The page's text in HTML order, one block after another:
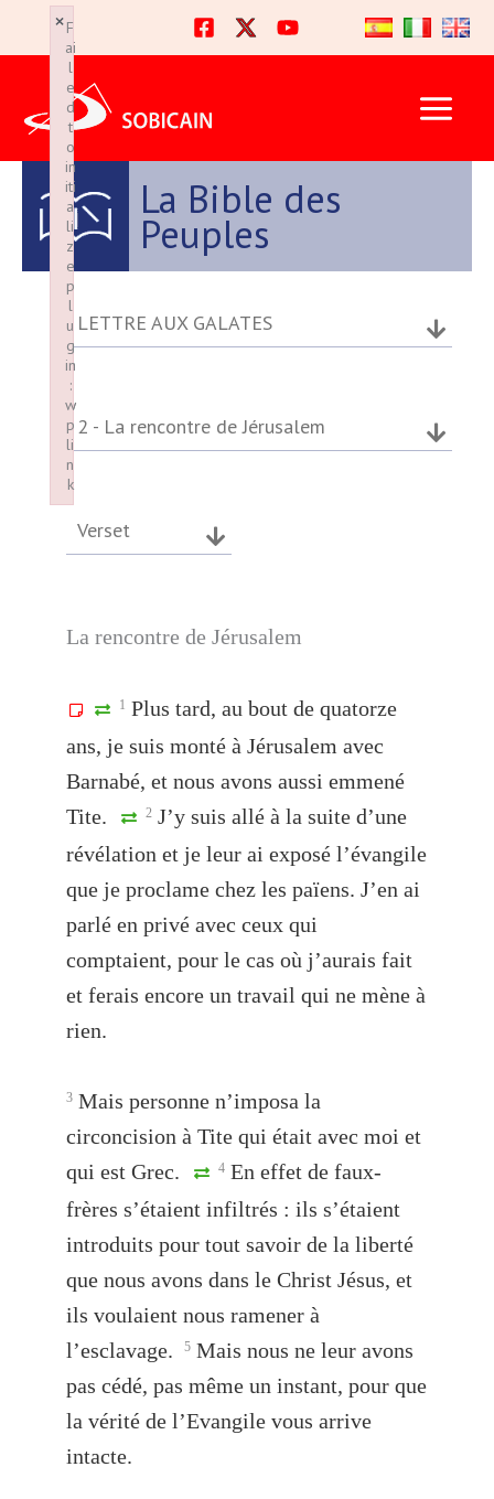
al
contenido
La Bible des
Peuples
LETTRE AUX GALATES
2 - La rencontre de Jérusalem
Verset
La rencontre de Jérusalem
1 Plus tard, au bout de quatorze
ans, je suis monté à Jérusalem avec
Barnabé, et nous avons aussi emmené
Tite.
2 J’y suis allé à la suite d’une
révélation et je leur ai exposé l’évangile
que je proclame chez les païens. J’en ai
parlé en privé avec ceux qui
comptaient, pour le cas où j’aurais fait
et ferais encore un travail qui ne mène à
rien.
3 Mais personne n’imposa la
circoncision à Tite qui était avec moi et
qui est Grec.
4 En effet de faux-
frères s’étaient infiltrés : ils s’étaient
introduits pour tout savoir de la liberté
que nous avons dans le Christ Jésus, et
ils voulaient nous ramener à
l’esclavage.
5 Mais nous ne leur avons
pas cédé, pas même un instant, pour que
la vérité de l’Evangile vous arrive
intacte.
F
ai
l
e
d
t
o
in
iti
a
li
z
e
p
l
u
g
in
:
w
p
li
n
k
×
Failed to initialize plugin: wplink
F
ai
l
e
d
t
o
in
iti
a
li
z
e
p
l
u
g
in
:
w
p
li
n
k
×
Failed to initialize plugin: wplink